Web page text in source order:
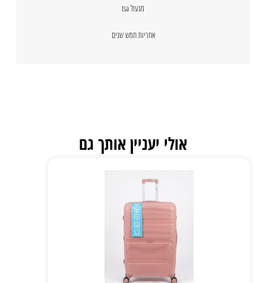
מנעול tsa
אחריות חמש שנים
אולי יעניין אותך גם